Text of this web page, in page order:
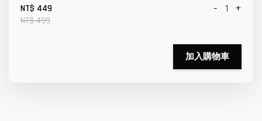
NT$ 449
NT$ 499
- +
加入購物車